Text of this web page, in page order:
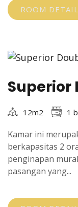
ROOM DETAIL
Superior
12m2 1
Kamar ini
berkapasitas 2
penginapan
pasangan yang...